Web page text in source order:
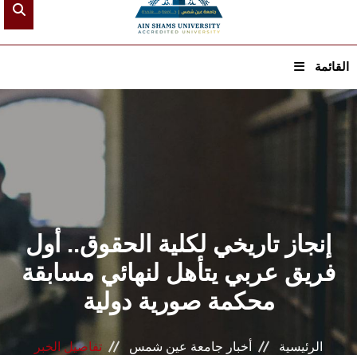
القائمة
الرئيسيـة
القطاعـات
الشئون الأكاديمية
البحث العلمي
إنجاز تاريخي لكلية الحقوق.. أول
فريق عربي يتأهل لنهائي مسابقة
محكمة صورية دولية
الرئيسية أخبار جامعة عين شمس تفاصيل الخبر